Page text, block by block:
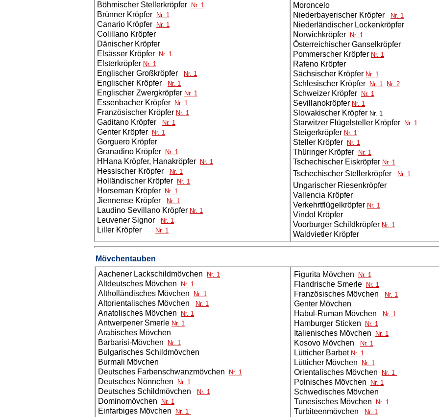
Böhmischer Stellerkröpfer
Nr. 1
Brünner Kröpfer Nr. 1
Canario Kröpfer Nr. 1
Colillano Kröpfer
Dänischer Kröpfer
Elsässer Kröpfer
Nr. 1
Elsterkröpfer Nr. 1
Englischer Großkröpfer Nr. 1
Englischer Kröpfer Nr. 1
Englischer Zwergkröpfer Nr. 1
Essenbacher Kröpfer Nr. 1
Französischer Kröpfer Nr. 1
Gaditano Kröpfer Nr. 1
Genter Kröpfer Nr. 1
Gorguero Kröpfer
Granadino Kröpfer
Nr. 1
HHana Kröpfer, Hanakröpfer Nr. 1
Hessischer Kröpfer Nr. 1
Holländischer Kröpfer Nr. 1
Horseman Kröpfer Nr. 1
Jiennense Kröpfer Nr. 1
Laudino Sevillano Kröpfer Nr. 1
Leuvener Signor Nr. 1
Liller Kröpfer Nr. 1
Moroncelo
Niederbayerischer Kröpfer
Nr. 1
Niederländischer Lockenkröpfer
Norwichkröpfer
Nr. 1
Österreichischer Ganselkröpfer
Pommerscher Kröpfer Nr. 1
Rafeno Kröpfer
Sächsischer Kröpfer Nr. 1
Schlesischer Kröpfer Nr. 1 Nr. 2
Schweizer Kröpfer Nr. 1
Sevillanokröpfer Nr. 1
Slowakischer Kröpfer Nr. 1
Starwitzer Flügelsteller Kröpfer Nr. 1
Steigerkröpfer Nr. 1
Steller Kröpfer Nr. 1
Thüringer Kröpfer Nr. 1
Tschechischer Eiskröpfer Nr. 1
Tschechischer Stellerkröpfer Nr. 1
Ungarischer Riesenkröpfer
Vallencia Kröpfer
Verkehrtflügelkröpfer Nr. 1
Vindol Kröpfer
Voorburger Schildkröpfer Nr. 1
Waldvietler Kröpfer
Mövchentauben
Aachener Lackschildmövchen
Nr. 1
Altdeutsches Mövchen Nr. 1
Altholländisches Mövchen Nr. 1
Altorientalisches Mövchen Nr. 1
Anatolisches Mövchen Nr. 1
Antwerpener Smerle Nr. 1
Arabisches Mövchen
Barbarisi-Mövchen
Nr. 1
Bulgarisches Schildmövchen
Burmali Mövchen
Deutsches Farbenschwanzmövchen
Nr. 1
Deutsches Nönnchen Nr. 1
Deutsches Schildmövchen Nr. 1
Dominomövchen Nr. 1
Einfarbiges Mövchen Nr. 1
Figurita Mövchen Nr. 1
Flandrische Smerle Nr. 1
Französisches Mövchen Nr. 1
Genter Mövchen
Habul-Ruman Mövchen
Nr. 1
Hamburger Sticken Nr. 1
Italienisches Mövchen Nr. 1
Kosovo Mövchen Nr. 1
Lütticher Barbet Nr. 1
Lütticher Mövchen Nr. 1
Orientalisches Mövchen Nr. 1
Polnisches Mövchen Nr. 1
Schwedisches Mövchen
Tunesisches Mövchen
Nr. 1
Turbiteenmövchen Nr. 1